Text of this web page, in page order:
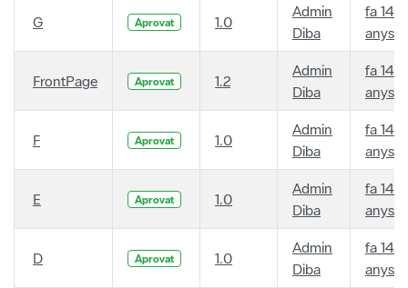
G Aprovat 1.0
Admin
Diba
fa 14
anys
FrontPage Aprovat 1.2
Admin
Diba
fa 14
anys
F Aprovat 1.0
Admin
Diba
fa 14
anys
E Aprovat 1.0
Admin
Diba
fa 14
anys
D Aprovat 1.0
Admin
Diba
fa 14
anys